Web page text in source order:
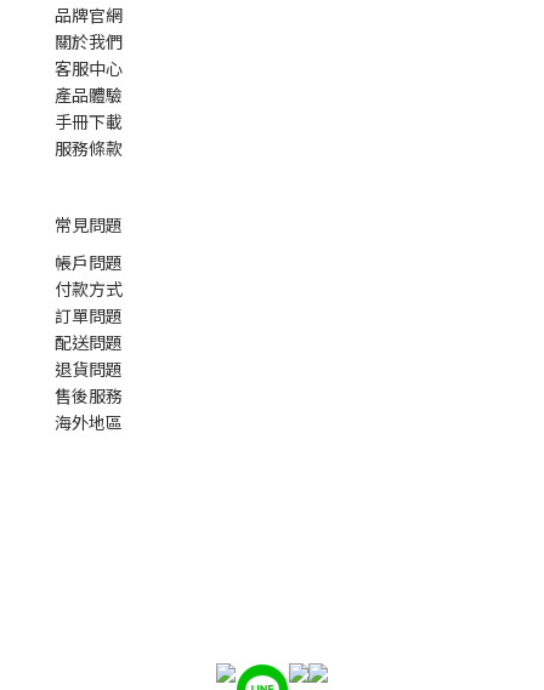
品牌官網
關於我們
客服中心
產品體驗
手冊下載
服務條款
常見問題
帳戶問題
付款方式
訂單問題
配送問題
退貨問題
售後服務
海外地區